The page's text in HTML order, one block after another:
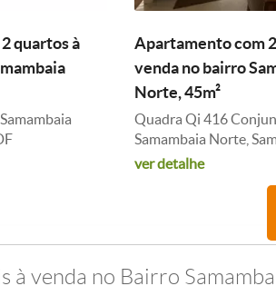
quartos à
Apartamento com
venda no bairro
Norte, 45m²
Quadra Qi 416
Samambaia Norte,
ver detalhe
à venda no Bairro